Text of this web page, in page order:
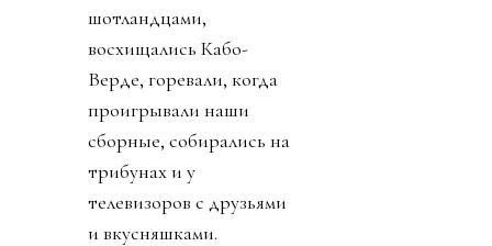
шотландцами,
восхищались Кабо-
Верде, горевали, когда
проигрывали наши
сборные, собирались на
трибунах и у
телевизоров с друзьями
и вкусняшками.